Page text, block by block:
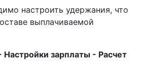
настроить удержания, что
выплачиваемой
зарплаты - Расчет